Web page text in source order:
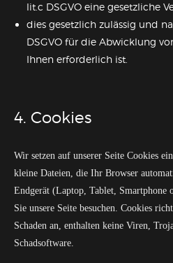
lit.c DSGVO eine gesetzliche
dies gesetzlich zulässig und
DSGVO für die Abwicklung
Ihnen erforderlich ist.
4. Cookies
Wir setzen auf unserer Seite Cookies
kleine Dateien, die Ihr Browser
Endgerät (Laptop, Tablet, Smartphone
Sie unsere Seite besuchen. Cookies
Schaden an, enthalten keine Viren,
Schadsoftware.